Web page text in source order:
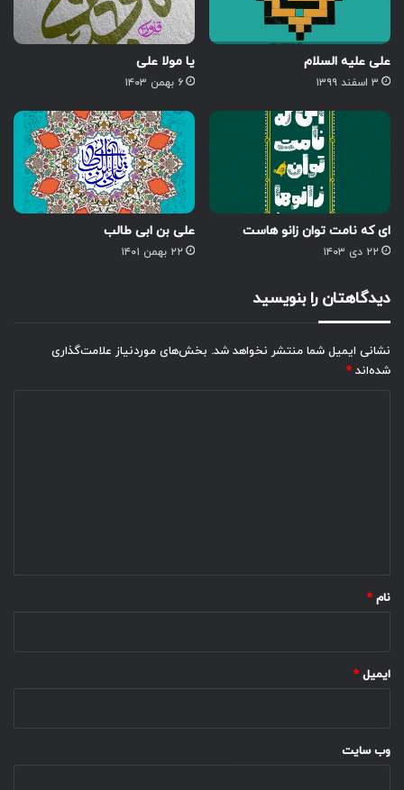
علی علیه السلام
۳ اسفند ۱۳۹۹
یا مولا علی
۶ بهمن ۱۴۰۳
ای که نامت توان زانو هاست
۲۲ دی ۱۴۰۳
علی بن ابی طالب
۲۲ بهمن ۱۴۰۱
دیدگاهتان را بنویسید
نشانی ایمیل شما منتشر نخواهد شد. بخش‌های موردنیاز علامت‌گذاری
شده‌اند *
نام *
ایمیل *
وب‌ سایت